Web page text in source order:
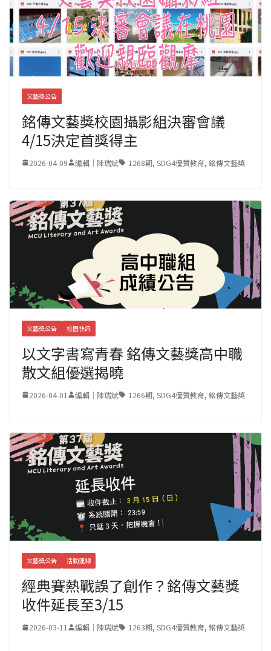
文藝獎公告
銘傳文藝獎校園攝影組決審會議
4/15決定首獎得主
2026-04-09 編輯｜陳瑞斌 1268期, SDG4優質教育, 銘傳文藝奬
文藝獎公告 校園快訊
以文字書寫青春 銘傳文藝獎高中職
散文組優選揭曉
2026-04-01 編輯｜陳瑞斌 1266期, SDG4優質教育, 銘傳文藝奬
文藝獎公告 活動連線
經典賽熱戰誤了創作？銘傳文藝獎
收件延長至3/15
2026-03-11 編輯｜陳瑞斌 1263期, SDG4優質教育, 銘傳文藝奬